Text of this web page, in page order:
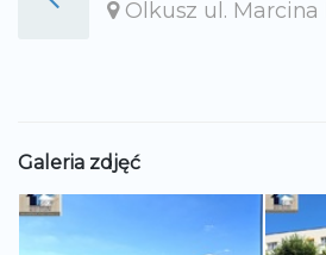
Olkusz ul. Marcina
Galeria zdjęć